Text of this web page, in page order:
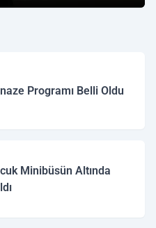
Programı Belli Oldu
Minibüsün Altında